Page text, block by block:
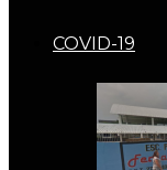
COVID-19